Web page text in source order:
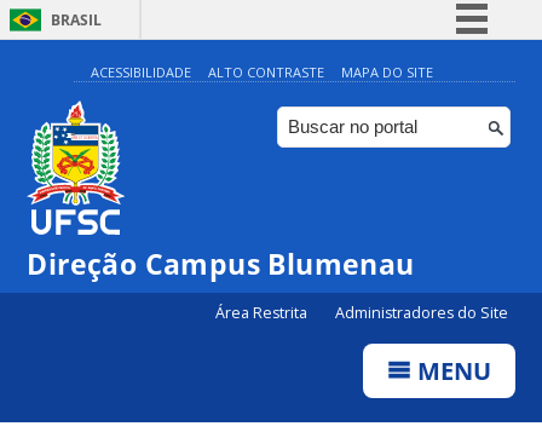
BRASIL
Simplifique!
Comunica BR
Participe
Canais
ACESSIBILIDADE ALTO CONTRASTE MAPA DO SITE
Direção Campus Blumenau
Área Restrita Administradores do Site
MENU